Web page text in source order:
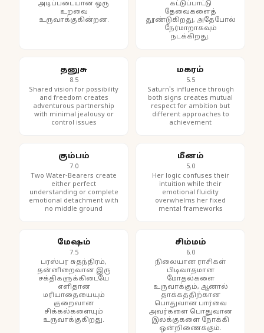
அடிப்படையான ஒரு
உறவை
உருவாக்குகின்றன.
கட்டுப்பாட்டு
தேவைகளைத்
தூண்டுகிறது, அதேபோல்
நேர்மாறாகவும்
நடக்கிறது.
தனுசு
8.5
Shared vision for possibility
and freedom creates
adventurous partnership
with minimal jealousy or
control issues
மகரம்
5.5
Saturn's influence through
both signs creates mutual
respect for ambition but
different approaches to
achievement
கும்பம்
7.0
Two Water-Bearers create
either perfect
understanding or complete
emotional detachment with
no middle ground
மீனம்
5.0
Her logic confuses their
intuition while their
emotional fluidity
overwhelms her fixed
mental frameworks
மேஷம்
7.5
பரஸ்பர சுதந்திரம்,
தன்னிறைவான இரு
சக்திகளுக்கிடையே
எளிதான
மரியாதையையும்
குறைவான
சிக்கல்களையும்
உருவாக்குகிறது.
சிம்மம்
6.0
நிலையான ராசிகள்
பிடிவாதமான
மோதல்களை
உருவாக்கும், ஆனால்
தாக்கத்திற்கான
பொதுவான பார்வை
அவர்களை பொதுவான
இலக்குகளை நோக்கி
ஒன்றிணைக்கும்.